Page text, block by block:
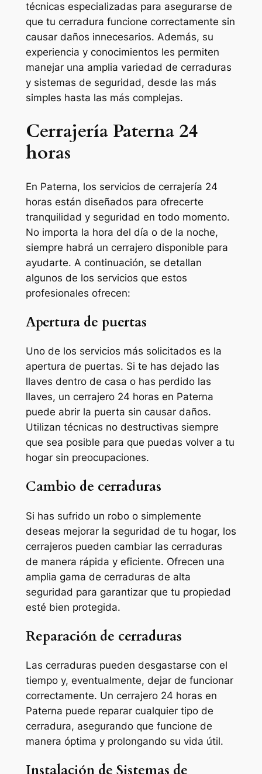
técnicas especializadas para asegurarse de
que tu cerradura funcione correctamente sin
causar daños innecesarios. Además, su
experiencia y conocimientos les permiten
manejar una amplia variedad de cerraduras
y sistemas de seguridad, desde las más
simples hasta las más complejas.
Cerrajería Paterna 24
horas
En Paterna, los servicios de cerrajería 24
horas están diseñados para ofrecerte
tranquilidad y seguridad en todo momento.
No importa la hora del día o de la noche,
siempre habrá un cerrajero disponible para
ayudarte. A continuación, se detallan
algunos de los servicios que estos
profesionales ofrecen:
Apertura de puertas
Uno de los servicios más solicitados es la
apertura de puertas. Si te has dejado las
llaves dentro de casa o has perdido las
llaves, un cerrajero 24 horas en Paterna
puede abrir la puerta sin causar daños.
Utilizan técnicas no destructivas siempre
que sea posible para que puedas volver a tu
hogar sin preocupaciones.
Cambio de cerraduras
Si has sufrido un robo o simplemente
deseas mejorar la seguridad de tu hogar, los
cerrajeros pueden cambiar las cerraduras
de manera rápida y eficiente. Ofrecen una
amplia gama de cerraduras de alta
seguridad para garantizar que tu propiedad
esté bien protegida.
Reparación de cerraduras
Las cerraduras pueden desgastarse con el
tiempo y, eventualmente, dejar de funcionar
correctamente. Un cerrajero 24 horas en
Paterna puede reparar cualquier tipo de
cerradura, asegurando que funcione de
manera óptima y prolongando su vida útil.
Instalación de Sistemas de